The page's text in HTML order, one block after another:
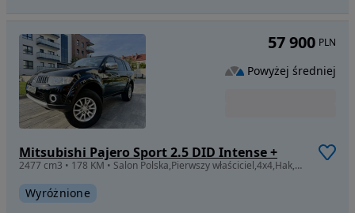
Mitsubishi Pajero Sport 2.5 DID Intense +
2477 cm3 • 178 KM • Salon Polska,Pierwszy właściciel,4x4,Hak,Xenon,Klima,Automat,Navi!
Wyróżnione
57 900 PLN
Powyżej średniej